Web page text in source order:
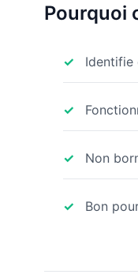
Pourquoi
Identifie
Non
Bon